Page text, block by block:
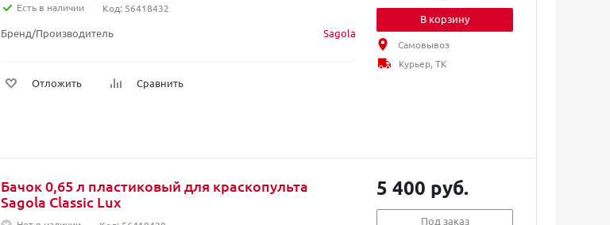
Есть в наличии Код: 56418432
Бренд/Производитель Sagola
Отложить Сравнить
В корзину
Самовывоз
Курьер, ТК
Бачок 0,65 л пластиковый для краскопульта
Sagola Classic Lux
5 400 руб.
Под заказ